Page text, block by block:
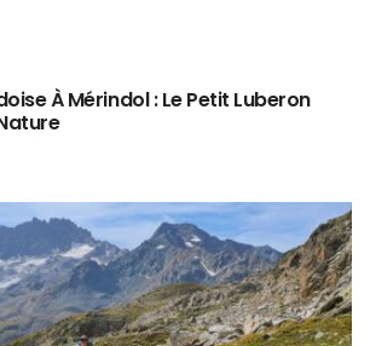
À Mérindol : Le Petit Luberon